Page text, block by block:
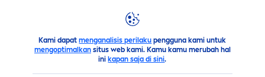
Kami dapatmenganalisis perilaku pengguna kami untuk
mengoptimalkansitus web kami. Kamu kamu merubah hal
ini kapan saja di sini.
Saran Begini Cara Kerja Tabir Surya Melindungi Kulit Tubuh